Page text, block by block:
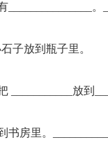
_______________
子放到瓶子里。
___________放到
房里。